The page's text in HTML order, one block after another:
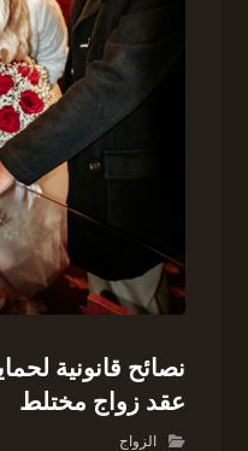
نصائح قانونية
عقد زواج مختلط
الزواج